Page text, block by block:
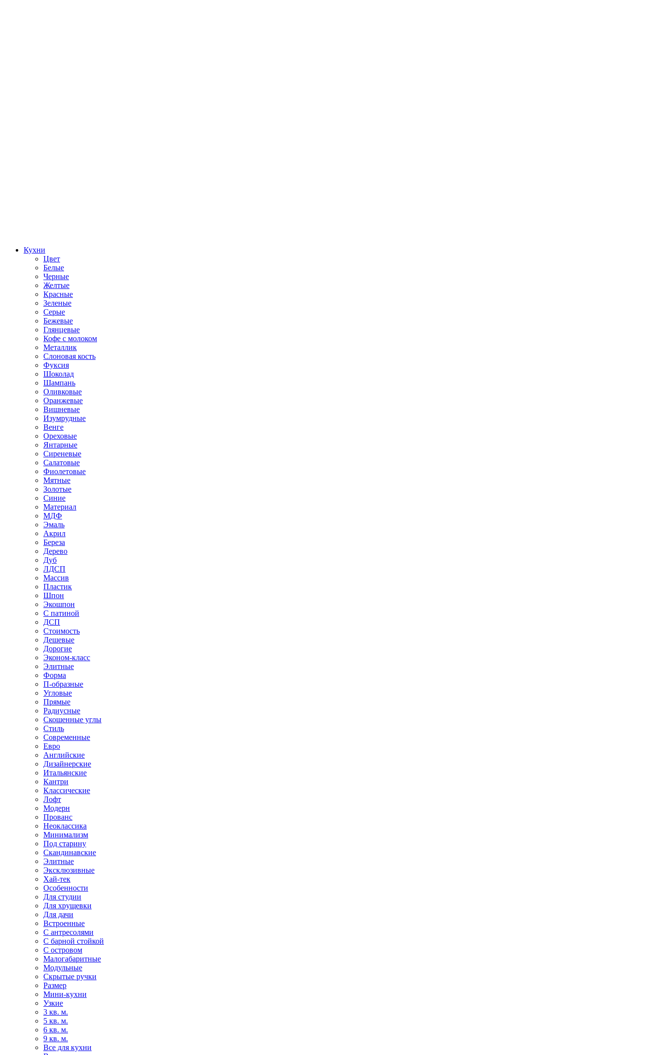
Кухни
Цвет
Белые
Черные
Желтые
Красные
Зеленые
Серые
Бежевые
Глянцевые
Кофе с молоком
Металлик
Слоновая кость
Фуксия
Шоколад
Шампань
Оливковые
Оранжевые
Вишневые
Изумрудные
Венге
Ореховые
Янтарные
Сиреневые
Салатовые
Фиолетовые
Мятные
Золотые
Синие
Материал
МДФ
Эмаль
Акрил
Береза
Дерево
Дуб
ЛДСП
Массив
Пластик
Шпон
Экошпон
С патиной
ДСП
Стоимость
Дешевые
Дорогие
Эконом-класс
Элитные
Форма
П-образные
Угловые
Прямые
Радиусные
Скошенные углы
Стиль
Современные
Евро
Английские
Дизайнерские
Итальянские
Кантри
Классические
Лофт
Модерн
Прованс
Неоклассика
Минимализм
Под старину
Скандинавские
Элитные
Эксклюзивные
Хай-тек
Особенности
Для студии
Для хрущевки
Для дачи
Встроенные
С антресолями
С барной стойкой
С островом
Малогабаритные
Модульные
Скрытые ручки
Размер
Мини-кухни
Узкие
3 кв. м.
5 кв. м.
6 кв. м.
9 кв. м.
Все для кухни